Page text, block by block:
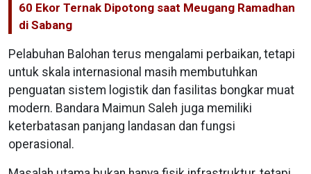
60 Ekor Ternak Dipotong saat Meugang Ramadhan
di Sabang
Pelabuhan Balohan terus mengalami perbaikan, tetapi
untuk skala internasional masih membutuhkan
penguatan sistem logistik dan fasilitas bongkar muat
modern. Bandara Maimun Saleh juga memiliki
keterbatasan panjang landasan dan fungsi
operasional.